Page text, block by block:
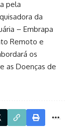
pela
da
– Embrapa
Remoto e
os
as Doenças de